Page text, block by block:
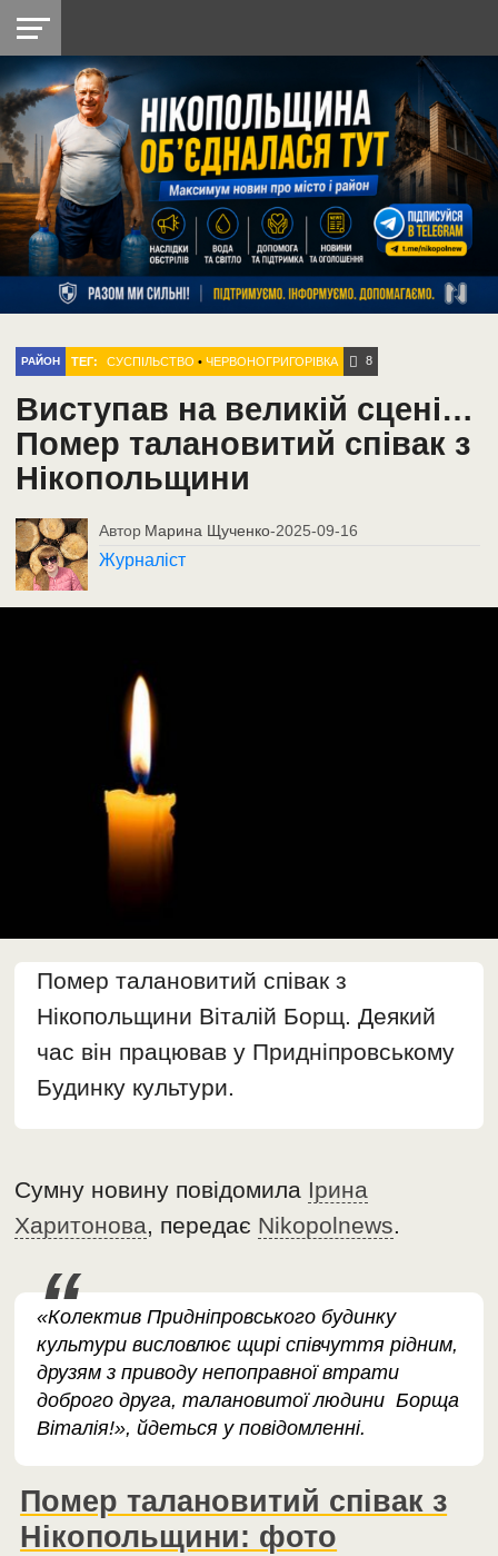
НІКОПОЛЬ
РАЙОН
СІЧЕСЛАВСЬКА
УКРАЇНА
РЕТРО
НІКОПОЛЬ
ЛАЙТ
УКРАЇНА
ДОПОМОГА
РАДІО
РАЙОН ТЕГ: СУСПІЛЬСТВО •ЧЕРВОНОГРИГОРІВКА 8
Виступав на великій сцені…
Помер талановитий співак з
Нікопольщини
Автор Марина Щученко-2025-09-16
Журналіст
Помер талановитий співак з
Нікопольщини Віталій Борщ. Деякий
час він працював у Придніпровському
Будинку культури.
Сумну новину повідомила Ірина
Харитонова, передає Nikopolnews.
«Колектив Придніпровського будинку
культури висловлює щирі співчуття рідним,
друзям з приводу непоправної втрати
доброго друга, талановитої людини Борща
Віталія!», йдеться у повідомленні.
Помер талановитий співак з
Нікопольщини: фото